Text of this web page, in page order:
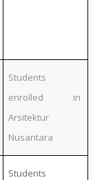
Students
enrolled in
Arsitektur
Nusantara
Students